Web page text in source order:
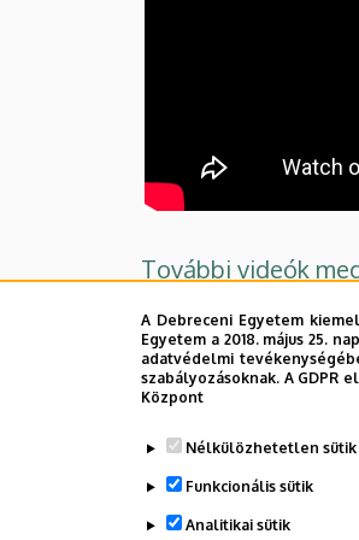
A Debreceni Egyetem
Egyetem a 2018. május 25.
adatvédelmi
szabályozásoknak. A
Központ
Nélkülözhetetlen sütik
Funkcionális sütik
Analitikai sütik
További videók
Legutóbb frissítve: 2025.